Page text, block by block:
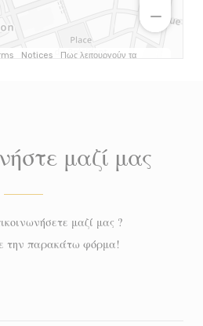
μαζί μας
μαζί μας ?
την παρακάτω φόρμα!